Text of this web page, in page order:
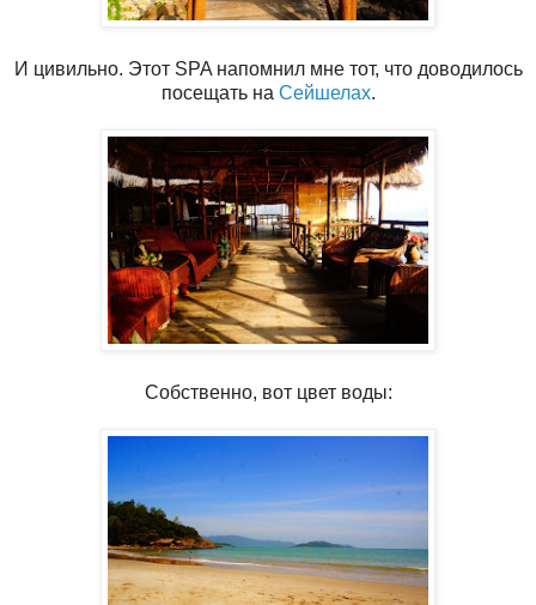
И цивильно. Этот SPA напомнил мне тот, что доводилось
посещать на Сейшелах.
Собственно, вот цвет воды: